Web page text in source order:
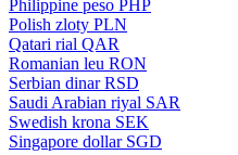
Philippine peso PHP
Polish zloty PLN
Qatari rial QAR
Romanian leu RON
Serbian dinar RSD
Saudi Arabian riyal SAR
Swedish krona SEK
Singapore dollar SGD